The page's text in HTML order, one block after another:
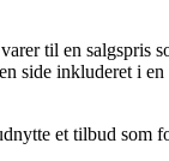
til en salgspris
side inkluderet i
et tilbud som